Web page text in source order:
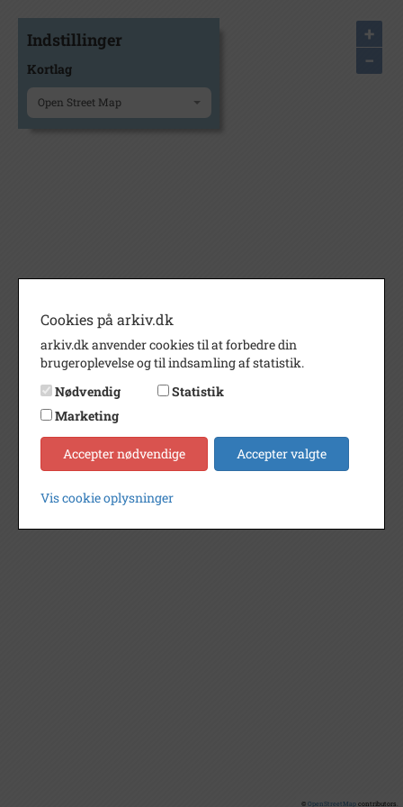
+
−
© OpenStreetMapcontributors.
Indstillinger
Kortlag
Open Street Map
Cookies på arkiv.dk
arkiv.dk anvender cookies til at forbedre din
brugeroplevelse og til indsamling af statistik.
Nødvendig
Statistik
Marketing
Accepter nødvendige Accepter valgte
Vis cookie oplysninger